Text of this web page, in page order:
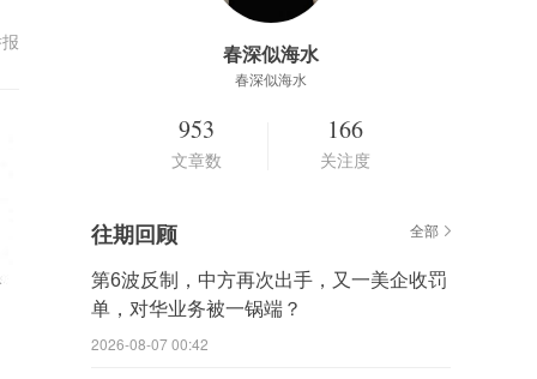
春深似海水
春深似海水
953
文章数
166
关注度
往期回顾 全部
第6波反制，中方再次出手，又一美企收罚
单，对华业务被一锅端？
2026-08-07 00:42